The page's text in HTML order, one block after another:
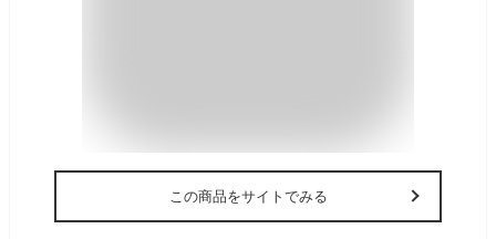
この商品をサイトでみる